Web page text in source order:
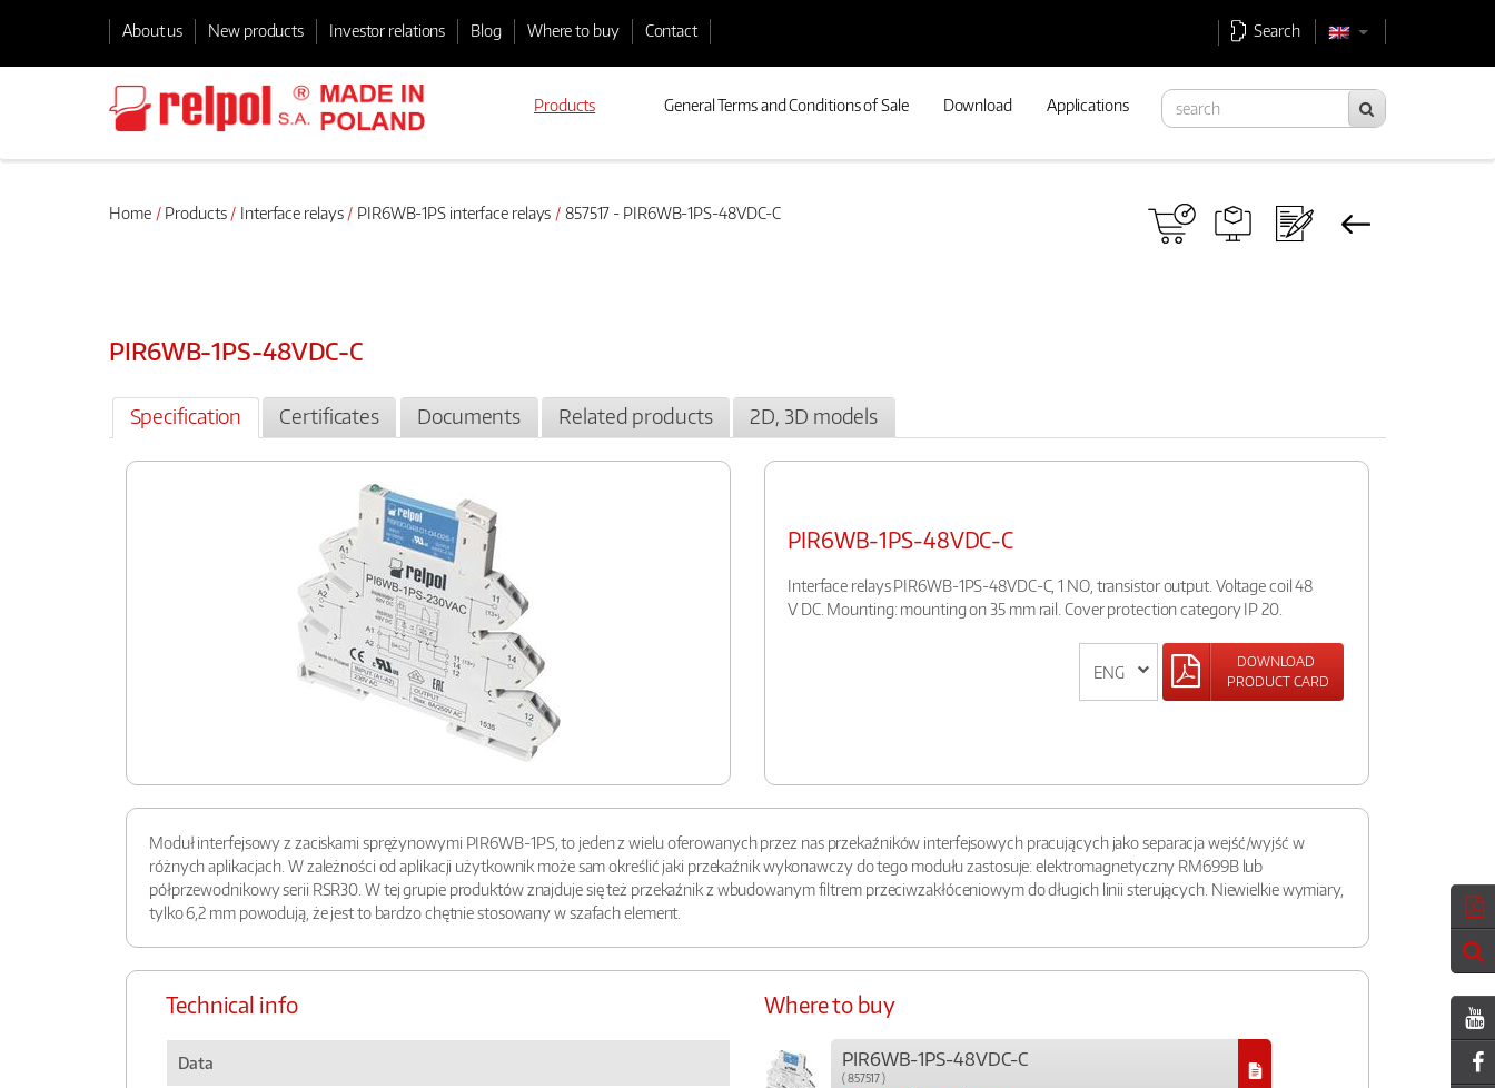
About us New products Investor relations Blog Where to buy Contact Search
Products General Terms and Conditions of Sale Download Applications
Home Products Interface relays PIR6WB-1PS interface relays 857517 - PIR6WB-1PS-48VDC-C
PIR6WB-1PS-48VDC-C
Specification Certificates Documents Related products 2D, 3D models
PIR6WB-1PS-48VDC-C
Interface relays PIR6WB-1PS-48VDC-C, 1 NO, transistor output. Voltage coil 48
V DC. Mounting: mounting on 35 mm rail. Cover protection category IP 20.
DOWNLOAD
PRODUCT CARD
Moduł interfejsowy z zaciskami sprężynowymi PIR6WB-1PS, to jeden z wielu oferowanych przez nas przekaźników interfejsowych pracujących jako separacja wejść/wyjść w
różnych aplikacjach. W zależności od aplikacji użytkownik może sam określić jaki przekaźnik wykonawczy do tego modułu zastosuje: elektromagnetyczny RM699B lub
półprzewodnikowy serii RSR30. W tej grupie produktów znajduje się też przekaźnik z wbudowanym filtrem przeciwzakłóceniowym do długich linii sterujących. Niewielkie wymiary,
tylko 6,2 mm powodują, że jest to bardzo chętnie stosowany w szafach element.
Technical info
Data
Where to buy
PIR6WB-1PS-48VDC-C
( 857517 )